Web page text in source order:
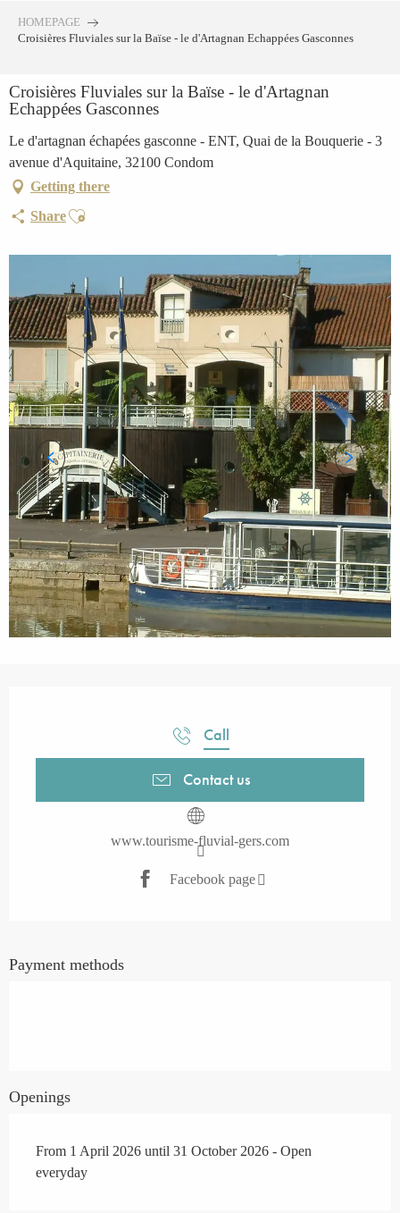
HOMEPAGE
Croisières Fluviales sur la Baïse - le d'Artagnan Echappées Gasconnes
Croisières Fluviales sur la Baïse - le d'Artagnan
Echappées Gasconnes
Le d'artagnan échapées gasconne - ENT, Quai de la Bouquerie - 3
avenue d'Aquitaine, 32100 Condom
Getting there
ShareAjouter aux favoris
Call
Contact us
www.tourisme-fluvial-gers.com
Facebook page
Payment methods
Openings
From 1 April 2026 until 31 October 2026 - Open
everyday